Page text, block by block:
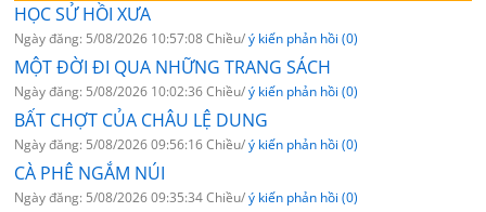
HỌC SỬ HỒI XƯA
Ngày đăng: 5/08/2026 10:57:08 Chiều/ý kiến phản hồi (0)
MỘT ĐỜI ĐI QUA NHỮNG TRANG SÁCH
Ngày đăng: 5/08/2026 10:02:36 Chiều/ý kiến phản hồi (0)
BẤT CHỢT CỦA CHÂU LỆ DUNG
Ngày đăng: 5/08/2026 09:56:16 Chiều/ý kiến phản hồi (0)
CÀ PHÊ NGẮM NÚI
Ngày đăng: 5/08/2026 09:35:34 Chiều/ý kiến phản hồi (0)